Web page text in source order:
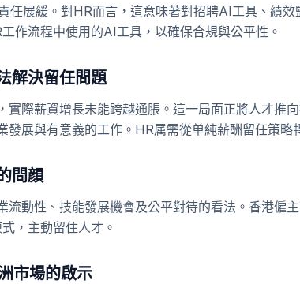
任展緩。對HR而言，這意味著對招聘AI工具、績效
作流程中使用的AI工具，以確保合規與公平性。
解決留任問題
實際薪資增長未能跨越通脹。這一局面正將人才推
展與有意義的工作。HR属需從单純薪酬留任策略
問顔
流動性、技能發展機會及公平對待的看法。香港僱
，主動留住人才。
市場的啟示